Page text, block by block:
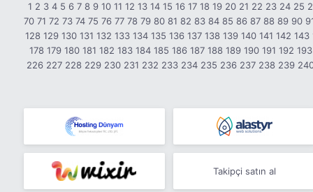
1 2 3 4 5 6 7 8 9 10 11 12 13 14 15 16 17 18 19 20 21 22 23 24 25
70 71 72 73 74 75 76 77 78 79 80 81 82 83 84 85 86 87 88 89 90
128 129 130 131 132 133 134 135 136 137 138 139 140 141 142 143
178 179 180 181 182 183 184 185 186 187 188 189 190 191 192 193
226 227 228 229 230 231 232 233 234 235 236 237 238 239
Takipçi satın al